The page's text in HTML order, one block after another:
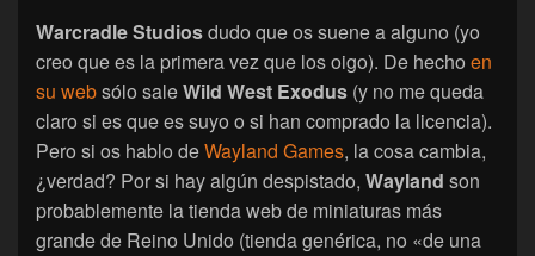
Warcradle Studiosdudo que os suene a alguno (yo
creo que es la primera vez que los oigo). De hecho en
su websólo saleWild West Exodus (y no me queda
claro si es que es suyo o si han comprado la licencia).
Pero si os hablo deWayland Games, la cosa cambia,
¿verdad? Por si hay algún despistado, Wayland son
probablemente la tienda web de miniaturas más
grande de Reino Unido (tienda genérica, no «de una